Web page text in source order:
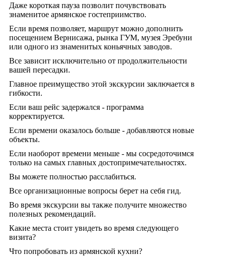
Даже короткая пауза позволит почувствовать
знаменитое армянское гостеприимство.
Если время позволяет, маршрут можно дополнить
посещением Вернисажа, рынка ГУМ, музея Эребуни
или одного из знаменитых коньячных заводов.
Все зависит исключительно от продолжительности
вашей пересадки.
Главное преимущество этой экскурсии заключается в
гибкости.
Если ваш рейс задержался - программа
корректируется.
Если времени оказалось больше - добавляются новые
объекты.
Если наоборот времени меньше - мы сосредоточимся
только на самых главных достопримечательностях.
Вы можете полностью расслабиться.
Все организационные вопросы берет на себя гид.
Во время экскурсии вы также получите множество
полезных рекомендаций.
Какие места стоит увидеть во время следующего
визита?
Что попробовать из армянской кухни?